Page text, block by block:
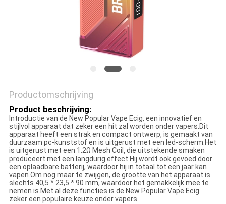
Productomschrijving
Product beschrijving:
Introductie van de New Popular Vape Ecig, een innovatief en
stijlvol apparaat dat zeker een hit zal worden onder vapers.Dit
apparaat heeft een strak en compact ontwerp, is gemaakt van
duurzaam pc-kunststof en is uitgerust met een led-scherm.Het
is uitgerust met een 1.2Ω Mesh Coil, die uitstekende smaken
produceert met een langdurig effect.Hij wordt ook gevoed door
een oplaadbare batterij, waardoor hij in totaal tot een jaar kan
vapen.Om nog maar te zwijgen, de grootte van het apparaat is
slechts 40,5 * 23,5 * 90 mm, waardoor het gemakkelijk mee te
nemen is.Met al deze functies is de New Popular Vape Ecig
zeker een populaire keuze onder vapers.